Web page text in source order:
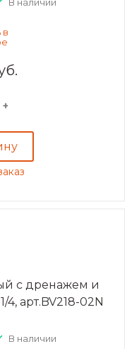
+
с дренажем и
4, арт.BV218-02N
В наличии